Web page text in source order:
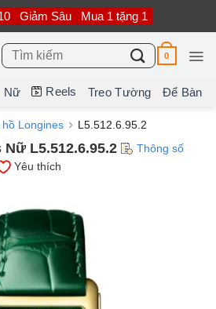
Giảm Sâu Mua 1 tặng 1
Tìm
kiếm:
0
Nữ Reels Treo Tường Để Bàn
Longines L5.512.6.95.2
L5.512.6.95.2
Thông số
Yêu thích